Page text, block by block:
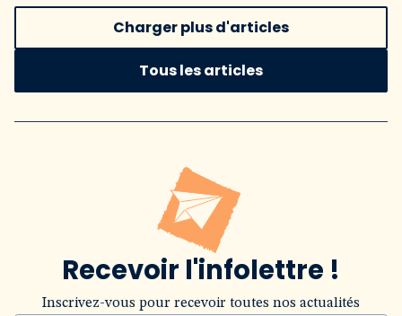
Charger plus d'articles
Tous les articles
Recevoir l'infolettre !
Inscrivez-vous pour recevoir toutes nos actualités